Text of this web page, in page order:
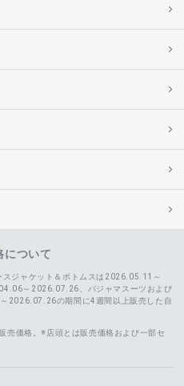
について
スジャケット＆ボトムスは2026.05.11～
～2026.07.26、
パジャマスーツおよび
2026.07.26の期間に4週間以上販売した自
売価格。※店頭とは販売価格および一部セ